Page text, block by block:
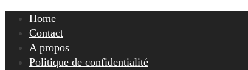
Skip
content
Home
Contact
A propos
Politique de confidentialité